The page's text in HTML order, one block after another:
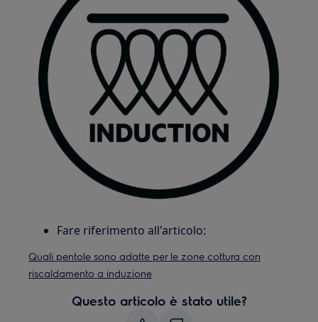
Fare riferimento all'articolo:
Quali pentole sono adatte per le zone cottura con
riscaldamento a induzione
Questo articolo è stato utile?